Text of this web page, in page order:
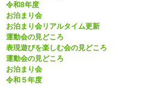
令和8年度
お泊まり会
お泊まり会リアルタイム更新
運動会の見どころ
表現遊びを楽しむ会の見どころ
運動会の見どころ
お泊まり会
令和５年度